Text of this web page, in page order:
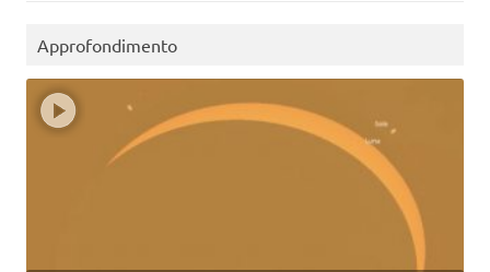
Approfondimento